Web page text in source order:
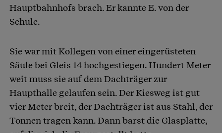
Hauptbahnhofs brach. Er kannte E. von der
Schule.
Sie war mit Kollegen von einer eingerüsteten
Säule bei Gleis 14 hochgestiegen. Hundert Meter
weit muss sie auf dem Dachträger zur
Haupthalle gelaufen sein. Der Kiesweg ist gut
vier Meter breit, der Dachträger ist aus Stahl, der
Tonnen tragen kann. Dann barst die Glasplatte,